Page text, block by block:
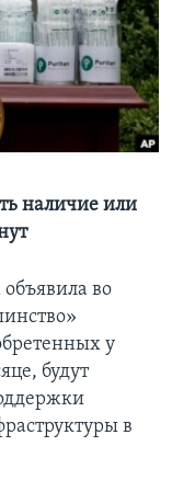
наличие или
во
у
будут
в